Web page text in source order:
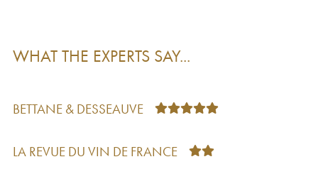
Château Climens 1er Grand Cru Classé
Château Climens 1er Grand Cru Classé
Château Climens 1er Grand Cru Classé2002
Château Climens 1er Grand Cru Classé
Château Climens - Cyprès de Climens 2001
WHAT THE EXPERTS SAY...
BETTANE & DESSEAUVE
LA REVUE DU VIN DE FRANCE